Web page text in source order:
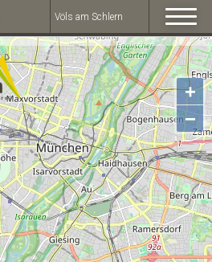
Völs am Schlern
+
−